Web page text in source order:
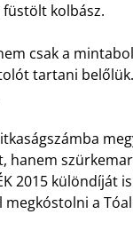
kolbász.
csak a
tartani
hanem
2015 különdíját
megkóstolni a